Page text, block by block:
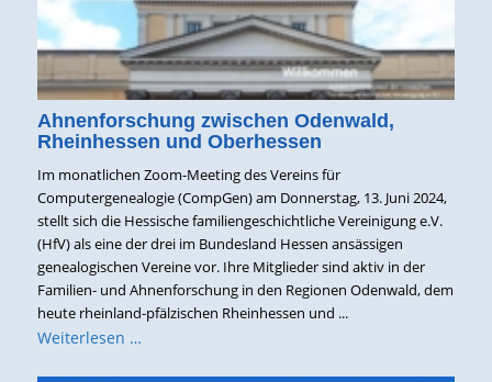
Ahnenforschung zwischen Odenwald,
Rheinhessen und Oberhessen
Im monatlichen Zoom-Meeting des Vereins für
Computergenealogie (CompGen) am Donnerstag, 13. Juni 2024,
stellt sich die Hessische familiengeschichtliche Vereinigung e.V.
(HfV) als eine der drei im Bundesland Hessen ansässigen
genealogischen Vereine vor. Ihre Mitglieder sind aktiv in der
Familien- und Ahnenforschung in den Regionen Odenwald, dem
heute rheinland-pfälzischen Rheinhessen und ...
Weiterlesen …